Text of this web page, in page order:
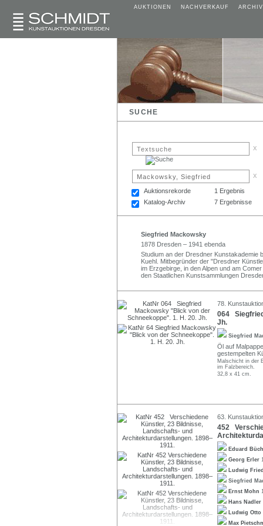
AUKTIONEN NACHVERKAUF ARCHIV
SUCHE
x
x
Auktionsrekorde
1 Ergebnis
Katalog-Archiv
7 Ergebnisse
Siegfried Mackowsky
1878 Dresden – 1941 ebenda
Studium an der Dresdner Kunstakademie
Kuehl. Mitbegründer der "Dresdner
im Erzgebirge, in den Alpen und am
den Staatlichen Kunstsammlungen
78.
064
Jh.
Siegfried
Öl auf
gestempelten
Malschicht in der
im Falzbereich.
32,8 x 41 cm.
63.
452
Eduard
Georg Erler
Ludwig
Siegfried
Ernst Mohn
Hans Nadler
Ludwig Otto
Max